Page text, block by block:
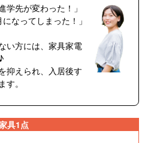
学先が変わった！」
なってしまった！」
方には、 家具家電
抑えられ、入居後す
。
具1点